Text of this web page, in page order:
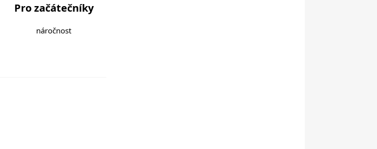
Pro začátečníky
náročnost